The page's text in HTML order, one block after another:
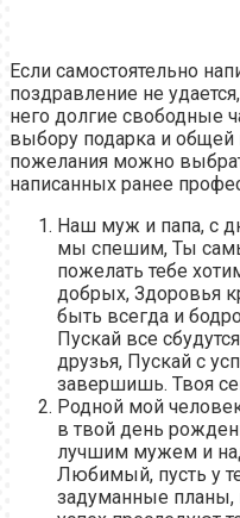
Если самостоятельно
поздравление не
него долгие свободные
выбору подарка и общей
пожелания можно
написанных ранее
Наш муж и папа, с
мы спешим, Ты
пожелать тебе
добрых, Здоровья
быть всегда и
Пускай все
друзья, Пускай с
завершишь. Твоя
Родной мой
в твой день
лучшим мужем и
Любимый, пусть у
задуманные планы,